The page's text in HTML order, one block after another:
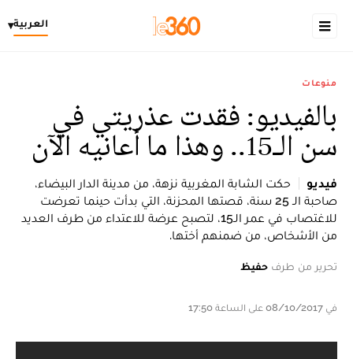
العربية▾
منوعات
بالفيديو: فقدت عذريتي في
سن الـ15.. وهذا ما أعانيه الآن
فيديو
حكت الشابة المغربية نزهة، من مدينة الدار البيضاء،
صاحبة الـ 25 سنة، قصتها المحزنة، التي بدأت حينما تعرضت
للاغتصاب في عمر الـ15، لتصبح عرضة للاعتداء من طرف العديد
من الأشخاص، من ضمنهم أختها.
تحرير من طرف حفيظ
في 08/10/2017 على الساعة 17:50